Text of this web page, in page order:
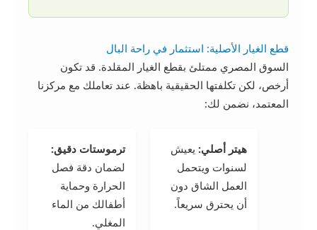
قطع الغيار الأصلية: استثمار في راحة البال
السوق المصري ممتلئ بقطع الغيار المقلدة. قد تكون
أرخص، لكن تكلفتها الحقيقية باهظة. عند تعاملك مع مركزنا
المعتمد، نضمن لك:
هيتر أصلي: يعيش
لسنوات ويتحمل
العمل الشاق دون
أن يحترق سريعاً.
ترموستات دقيق:
لضمان دقة فصل
الحرارة وحماية
أطفالك من الماء
المغلي.